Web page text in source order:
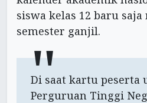
siswa kelas 12 baru
semester ganjil.
Di saat kartu peserta
Perguruan Tinggi